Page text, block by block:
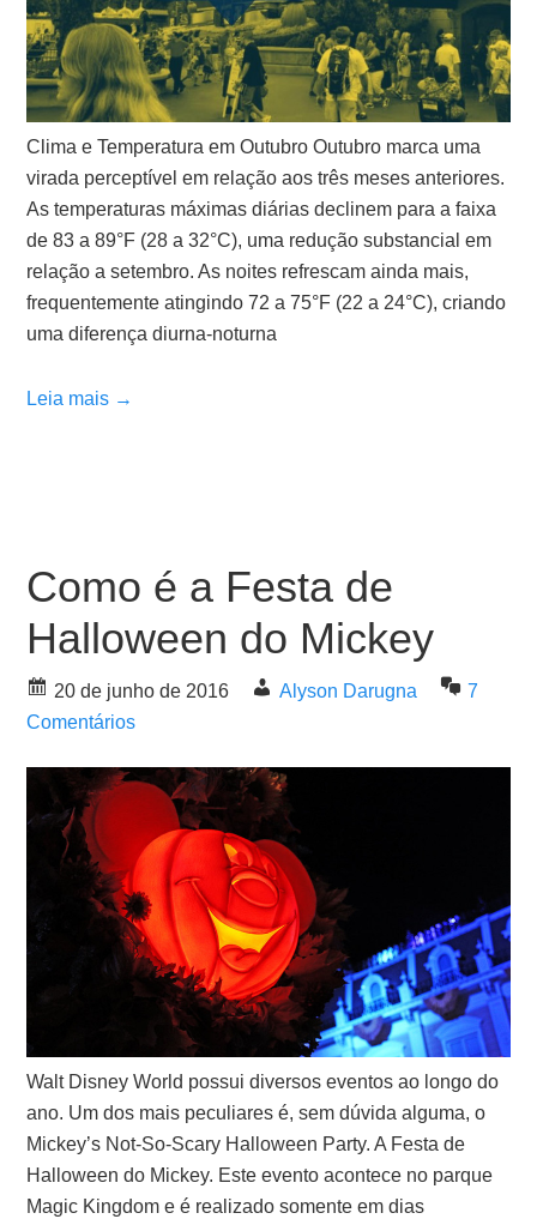
Clima e Temperatura em Outubro Outubro marca uma
virada perceptível em relação aos três meses anteriores.
As temperaturas máximas diárias declinem para a faixa
de 83 a 89°F (28 a 32°C), uma redução substancial em
relação a setembro. As noites refrescam ainda mais,
frequentemente atingindo 72 a 75°F (22 a 24°C), criando
uma diferença diurna-noturna
Leia mais →
Como é a Festa de
Halloween do Mickey
20 de junho de 2016 Alyson Darugna
7
Comentários
Walt Disney World possui diversos eventos ao longo do
ano. Um dos mais peculiares é, sem dúvida alguma, o
Mickey’s Not-So-Scary Halloween Party. A Festa de
Halloween do Mickey. Este evento acontece no parque
Magic Kingdom e é realizado somente em dias